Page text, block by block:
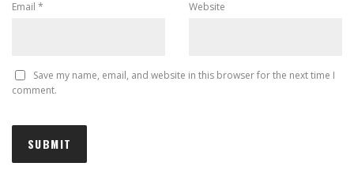
Email * Website
Save my name, email, and website in this browser for the next time I
comment.